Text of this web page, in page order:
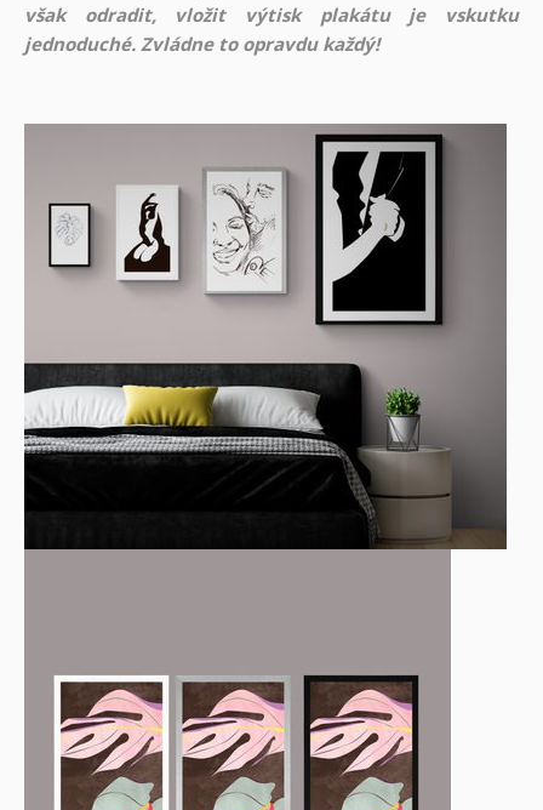
však odradit, vložit výtisk plakátu je vskutku
jednoduché. Zvládne to opravdu každý!